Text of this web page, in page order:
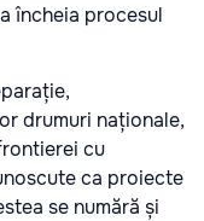
încheia procesul
drumuri naționale,
cu
ca proiecte
se numără și